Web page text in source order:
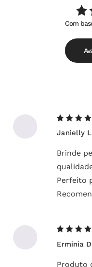
Com
5de 5
Janielly
Brinde
Perfeito
5de 5
Erminia
Produto